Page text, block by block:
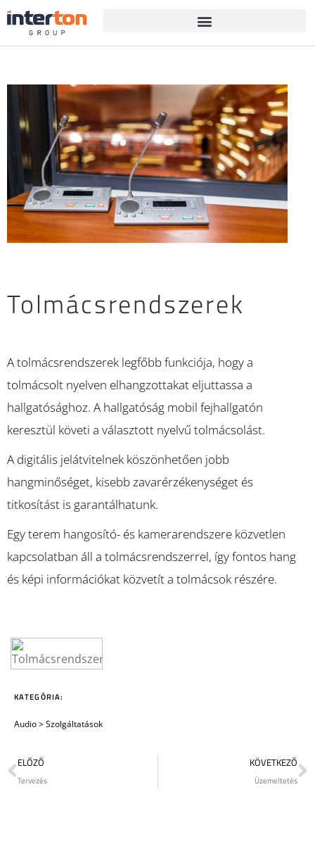
Tolmácsrendszerek
A tolmácsrendszerek legfőbb funkciója, hogy a
tolmácsolt nyelven elhangzottakat eljuttassa a
hallgatósághoz. A hallgatóság mobil fejhallgatón
keresztül követi a választott nyelvű tolmácsolást.
A digitális jelátvitelnek köszönhetően jobb
hangminőséget, kisebb zavarérzékenységet és
titkosítást is garantálhatunk.
Egy terem hangosító- és kamerarendszere közvetlen
kapcsolatban áll a tolmácsrendszerrel, így fontos hang
és képi információkat közvetít a tolmácsok részére.
KATEGÓRIA:
Audio>Szolgáltatások
ELŐZŐ
Tervezés
KÖVETKEZŐ
Üzemeltetés